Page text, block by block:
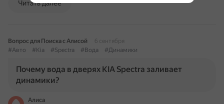
Читать далее
Вопрос для Поиска с Алисой
6 сентября
#Авто
#Kia #Spectra #Вода #Динамики
Почему вода в дверях KIA Spectra заливает
динамики?
Алиса